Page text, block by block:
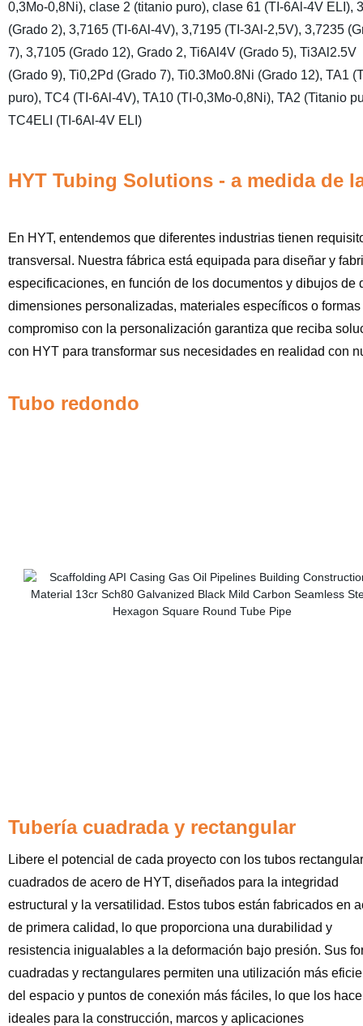
0,3Mo-0,8Ni), clase 2 (titanio puro), clase 61 (TI-6Al-4V ELI),
(Grado 2), 3,7165 (TI-6Al-4V), 3,7195 (TI-3Al-2,5V), 3,7235
7), 3,7105 (Grado 12), Grado 2, Ti6Al4V (Grado 5), Ti3Al2.5V
(Grado 9), Ti0,2Pd (Grado 7), Ti0.3Mo0.8Ni (Grado 12), TA1
puro), TC4 (TI-6Al-4V), TA10 (TI-0,3Mo-0,8Ni), TA2 (Titanio
TC4ELI (TI-6Al-4V ELI)
HYT Tubing Solutions - a medida de
En HYT, entendemos que diferentes industrias tienen
transversal. Nuestra fábrica está equipada para diseñar y
especificaciones, en función de los documentos y dibujos
dimensiones personalizadas, materiales específicos o
compromiso con la personalización garantiza que reciba
con HYT para transformar sus necesidades en realidad con
Tubo redondo
Tubería cuadrada y rectangular
Libere el potencial de cada proyecto con los tubos
cuadrados de acero de HYT, diseñados para la integridad
estructural y la versatilidad. Estos tubos están fabricados en
de primera calidad, lo que proporciona una durabilidad y
resistencia inigualables a la deformación bajo presión. Sus
cuadradas y rectangulares permiten una utilización más
del espacio y puntos de conexión más fáciles, lo que los hace
ideales para la construcción, marcos y aplicaciones